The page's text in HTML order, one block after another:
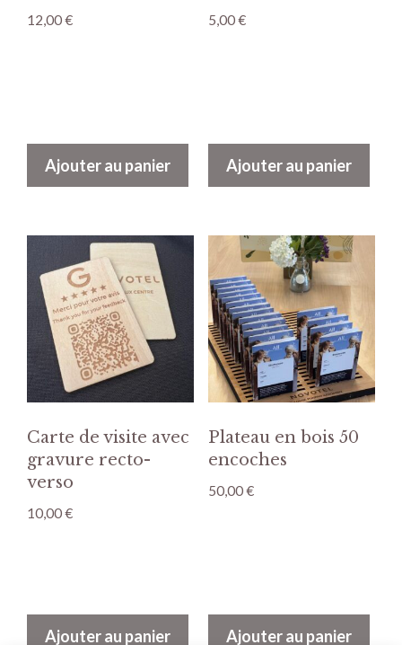
12,00€
Ajouter au panier
5,00€
Ajouter au panier
Carte de visite avec
gravure recto-
verso
10,00€
Ajouter au panier
Plateau en bois 50
encoches
50,00€
Ajouter au panier